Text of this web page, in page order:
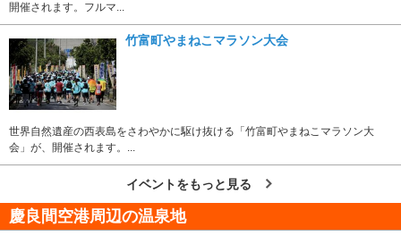
開催されます。フルマ...
竹富町やまねこマラソン大会
世界自然遺産の西表島をさわやかに駆け抜ける「竹富町やまねこマラソン大
会」が、開催されます。...
イベントをもっと見る
慶良間空港周辺の温泉地